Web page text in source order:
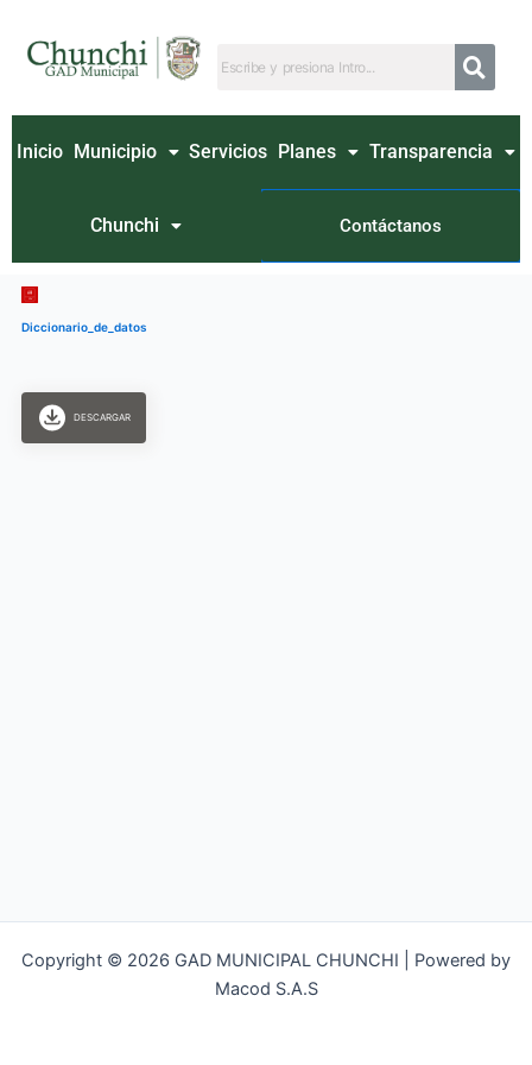
contenido
Inicio Municipio Servicios Planes Transparencia
Chunchi Contáctanos
Diccionario_de_datos
DESCARGAR
Copyright © 2026 GAD MUNICIPAL CHUNCHI | Powered by
Macod S.A.S